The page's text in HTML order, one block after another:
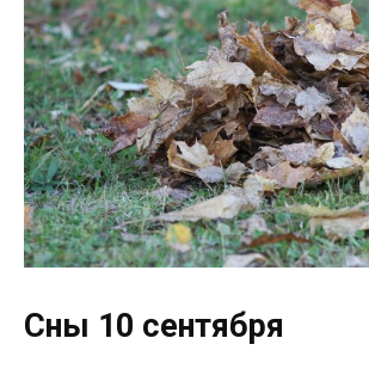
Сны 10 сентября